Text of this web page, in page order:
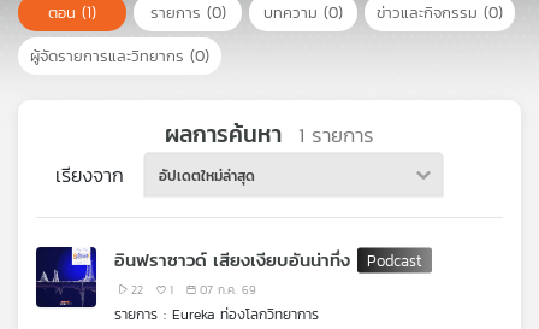
เพล
ย์
ลิ
เพล
สต์
ตอน (1) รายการ (0) บทความ (0) ข่าวและกิจกรรม (0)
ผู้จัดรายการและวิทยากร (0)
ผลการค้นหา 1 รายการ
เรียงจาก อัปเดตใหม่ล่าสุด
อินฟราซาวด์ เสียงเงียบอันน่าทึ่ง
22 1 07 ก.ค. 69
รายการ : Eureka ท่องโลกวิทยาการ